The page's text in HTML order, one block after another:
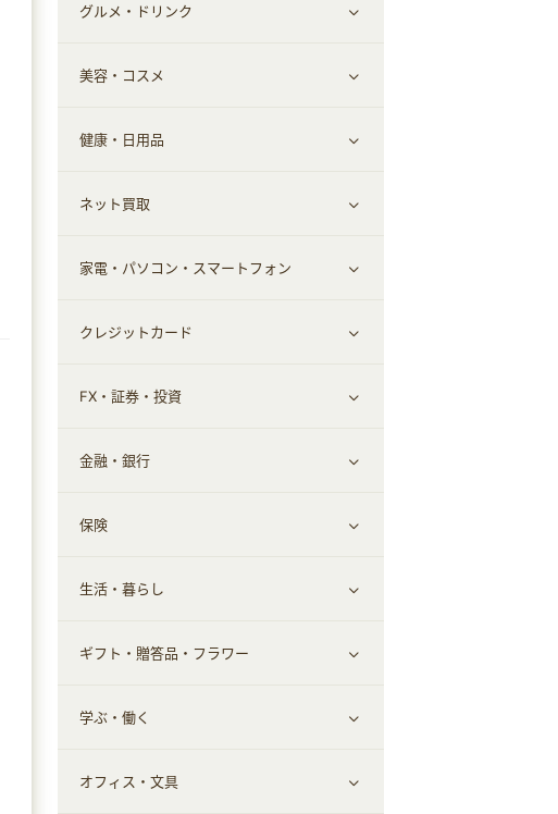
総合通販
すべて見る
ファッション
インナー・下着
スーツ・フォーマル
グルメ・ドリンク
すべて見る
グルメ
お酒
食材宅配
ウォーターサーバー
美容・コスメ
すべて見る
ヘアケア
エステ・サロン
メンズ美容
健康・日用品
すべて見る
スポーツ・フィットネス
日用品・薬局・からだ
ネット買取
すべて見る
ネット買取
家電・パソコン・スマートフォン
すべて見る
家電・パソコン・ソフトウェア
通信・レンタルサーバー
スマホ・携帯電話・SIM
定額制有料コンテンツ
クレジットカード
すべて見る
クレジットカード
FX・証券・投資
すべて見る
証券
仮想通貨
その他投資
金融・銀行
銀行・ネット銀行
キャッシング・ローン
その他金融
保険
すべて見る
保険相談・面談
生活・暮らし
すべて見る
住まい・暮らし
不動産
ギフト・贈答品・フラワー
すべて見る
ギフト・贈答品
学ぶ・働く
すべて見る
オフィス・文具